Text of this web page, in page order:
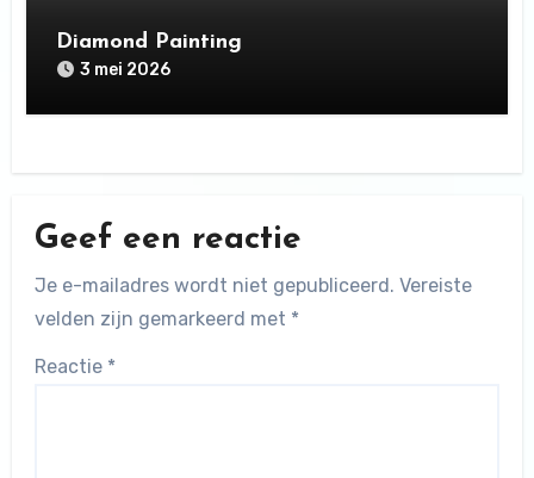
Diamond Painting
3 mei 2026
Geef een reactie
Je e-mailadres wordt niet gepubliceerd. Vereiste
velden zijn gemarkeerd met *
Reactie *